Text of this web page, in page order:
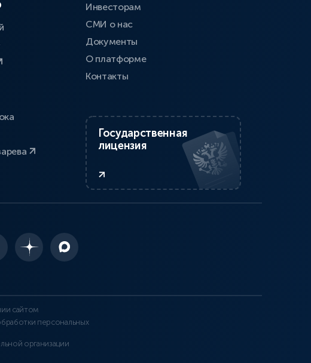
Инвесторам
СМИ о нас
Документы
О платформе
Контакты
Государственная
лицензия
сайтом
персональных
организации